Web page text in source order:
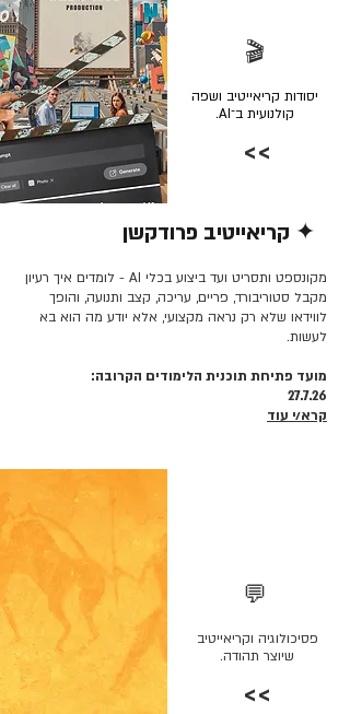
🎬
יסודות קריאייטיב ושפה
קולנועית ב־AI.
>>
✦ קריאייטיב פרודקשן
מקונספט ותסריט ועד ביצוע בכלי AI - לומדים איך רעיון
מקבל סטוריבורד, פריים, עריכה, קצב ותנועה, והופך
לווידאו שלא רק נראה מקצועי, אלא יודע מה הוא בא
לעשות.
מועד פתיחת תוכנית הלימודים הקרובה:
27.7.26
קרא/י עוד
💬
פסיכולוגיה וקריאייטיב
שיוצר תהודה.
>>